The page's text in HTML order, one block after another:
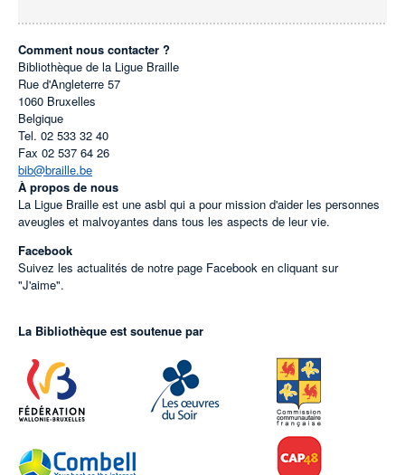
Comment nous contacter ?
Bibliothèque de la Ligue Braille
Rue d'Angleterre 57
1060 Bruxelles
Belgique
Tel. 02 533 32 40
Fax 02 537 64 26
bib@braille.be
À propos de nous
La Ligue Braille est une asbl qui a pour mission d'aider les personnes
aveugles et malvoyantes dans tous les aspects de leur vie.
Facebook
Suivez les actualités de notre page Facebook en cliquant sur
"J'aime".
La Bibliothèque est soutenue par